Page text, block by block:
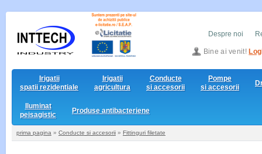
Despre noi
Bine ai venit!
Irigatii
spatii rezidentiale
Irigatii
agricultura
Conducte
si accesorii
Pompe
si accesorii
Iluminat
peisagistic
Produse antibacteriene
prima pagina » Conducte si accesorii » Fittinguri filetate